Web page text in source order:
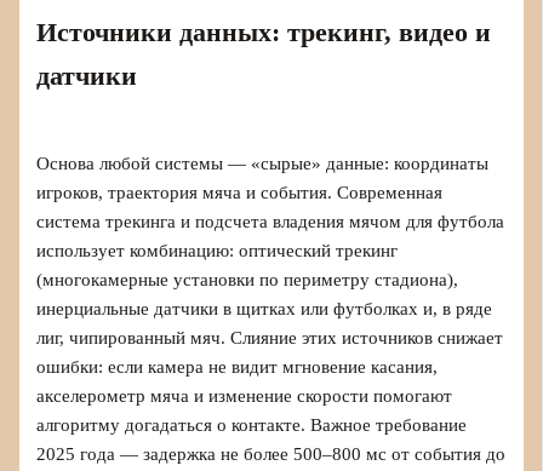
Источники данных: трекинг, видео и
датчики
Основа любой системы — «сырые» данные: координаты
игроков, траектория мяча и события. Современная
система трекинга и подсчета владения мячом для футбола
использует комбинацию: оптический трекинг
(многокамерные установки по периметру стадиона),
инерциальные датчики в щитках или футболках и, в ряде
лиг, чипированный мяч. Слияние этих источников снижает
ошибки: если камера не видит мгновение касания,
акселерометр мяча и изменение скорости помогают
алгоритму догадаться о контакте. Важное требование
2025 года — задержка не более 500–800 мс от события до